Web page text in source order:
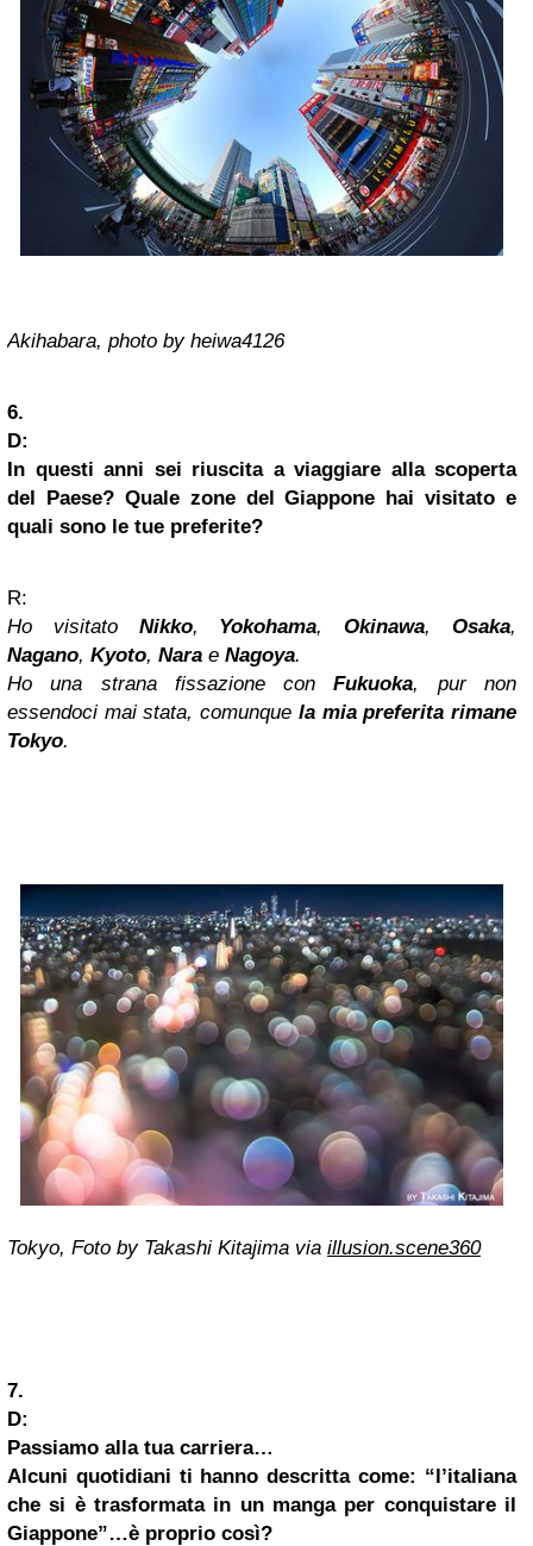
Akihabara, photo by heiwa4126
6.
D:
In questi anni sei riuscita a viaggiare alla scoperta
del Paese? Quale zone del Giappone hai visitato e
quali sono le tue preferite?
R:
Ho visitato Nikko, Yokohama, Okinawa,Osaka,
Nagano, Kyoto, Nara e Nagoya.
Ho una strana fissazione conFukuoka, pur non
essendoci mai stata, comunque la mia preferita rimane
Tokyo.
Tokyo, Foto by Takashi Kitajima via illusion.scene360
7.
D:
Passiamo alla tua carriera…
Alcuni quotidiani ti hanno descritta come: “l’italiana
che si è trasformata in un manga per conquistare il
Giappone”…è proprio così?